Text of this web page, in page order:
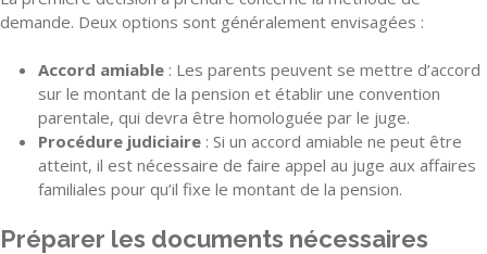
demande. Deux options sont généralement envisagées :
Accord amiable : Les parents peuvent se mettre d’accord
sur le montant de la pension et établir une convention
parentale, qui devra être homologuée par le juge.
Procédure judiciaire : Si un accord amiable ne peut être
atteint, il est nécessaire de faire appel au juge aux affaires
familiales pour qu’il fixe le montant de la pension.
Préparer les documents nécessaires